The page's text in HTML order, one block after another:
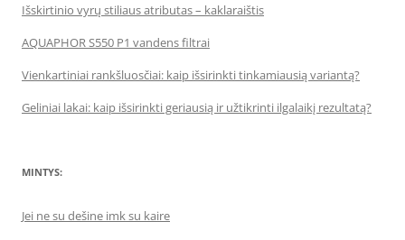
Išskirtinio vyrų stiliaus atributas – kaklaraištis
AQUAPHOR S550 P1 vandens filtrai
Vienkartiniai rankšluosčiai: kaip išsirinkti tinkamiausią variantą?
Geliniai lakai: kaip išsirinkti geriausią ir užtikrinti ilgalaikį rezultatą?
MINTYS:
Jei ne su dešine imk su kaire